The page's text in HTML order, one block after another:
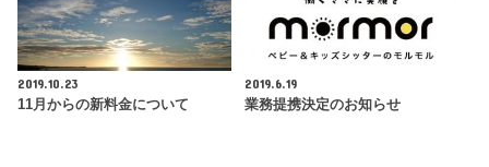
2019.10.23
11月からの新料金について
2019.6.19
業務提携決定のお知らせ